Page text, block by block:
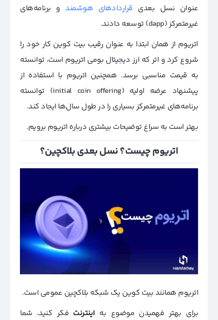
عنوان نسل بعدی قراردادهای هوشمند و برنامه‌های
غیرمتمرکز (dapp) توسعه دادند.
اتریوم از همان ابتدا به عنوان رقیب بیت کوین کار خود را
شروع کرد و اتر که ارز دیجیتال بومی اتریوم است، توانسته
به قیمت مناسبی برسد. همچنین اتریوم با استفاده از
پیشنهاد عرضه اولیه (initial coin offering) توانسته
برنامه‌های غیرمتمرکز بسیاری را در طول سال‌ها ایجاد کند.
بهتر است به سراغ توضیحات بیشتری درباره اتریوم برویم.
اتریوم چیست؟ نسل بعدی بلاکچین؟
اتریوم همانند بیت کوین یک شبکه بلاکچین عمومی است.
برای بهتر فهمیدن موضوع بهاینترنت فکر کنید، شما